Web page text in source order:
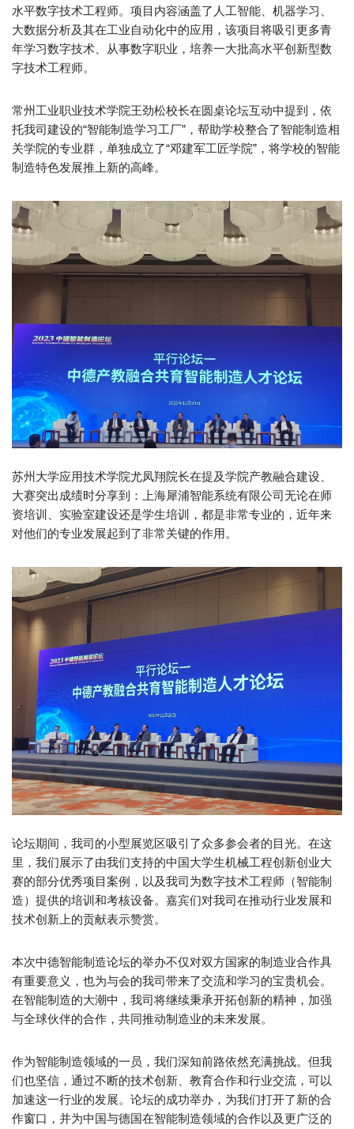
水平数字技术工程师。项目内容涵盖了人工智能、机器学习、
大数据分析及其在工业自动化中的应用，该项目将吸引更多青
年学习数字技术、从事数字职业，培养一大批高水平创新型数
字技术工程师。
常州工业职业技术学院王劲松校长在圆桌论坛互动中提到，依
托我司建设的“智能制造学习工厂”，帮助学校整合了智能制造相
关学院的专业群，单独成立了“邓建军工匠学院”，将学校的智能
制造特色发展推上新的高峰。
苏州大学应用技术学院尤凤翔院长在提及学院产教融合建设、
大赛突出成绩时分享到：上海犀浦智能系统有限公司无论在师
资培训、实验室建设还是学生培训，都是非常专业的，近年来
对他们的专业发展起到了非常关键的作用。
论坛期间，我司的小型展览区吸引了众多参会者的目光。在这
里，我们展示了由我们支持的中国大学生机械工程创新创业大
赛的部分优秀项目案例，以及我司为数字技术工程师（智能制
造）提供的培训和考核设备。嘉宾们对我司在推动行业发展和
技术创新上的贡献表示赞赏。
本次中德智能制造论坛的举办不仅对双方国家的制造业合作具
有重要意义，也为与会的我司带来了交流和学习的宝贵机会。
在智能制造的大潮中，我司将继续秉承开拓创新的精神，加强
与全球伙伴的合作，共同推动制造业的未来发展。
作为智能制造领域的一员，我们深知前路依然充满挑战。但我
们也坚信，通过不断的技术创新、教育合作和行业交流，可以
加速这一行业的发展。论坛的成功举办，为我们打开了新的合
作窗口，并为中国与德国在智能制造领域的合作以及更广泛的